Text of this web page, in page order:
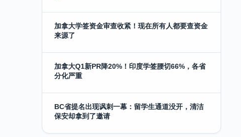
加拿大学签资金审查收紧！现在所有人都要查资金
来源了
加拿大Q1新PR降20%！印度学签腰切66%，各省
分化严重
BC省提名出现讽刺一幕：留学生通道没开，清洁
保安却拿到了邀请